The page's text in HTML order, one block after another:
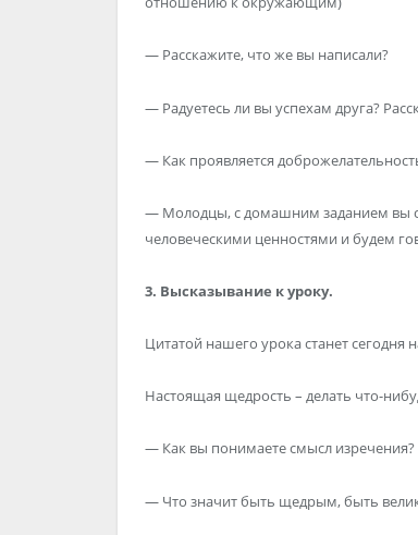
— Расскажите, что же вы написали?
— Радуетесь ли вы успехам друга?
— Как проявляется
— Молодцы, с домашним заданием вы
человеческими ценностями и будем
3. Высказывание к уроку.
Цитатой нашего урока станет сегодня
Настоящая щедрость – делать что-
— Как вы понимаете смысл изречения?
— Что значит быть щедрым, быть